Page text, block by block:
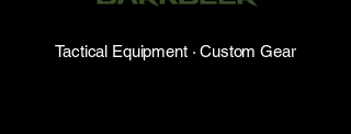
Tactical Equipment · Custom Gear